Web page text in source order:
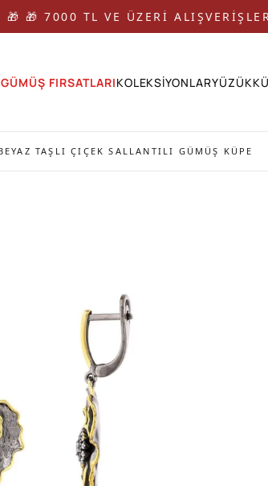
🎁 🎁 7000 TL VE ÜZERİ
GÜMÜŞ FIRSATLARIKOLEKSİYONLARYÜZÜK
TAŞLI ÇIÇEK SALLANTILI GÜMÜŞ KÜPE